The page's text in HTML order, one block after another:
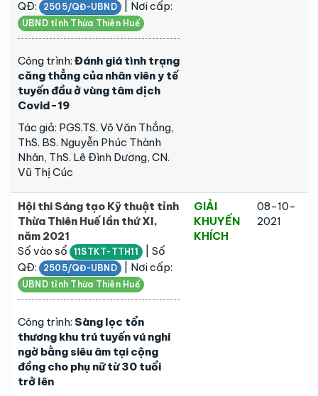
QĐ: 2505/QĐ-UBND | Nơi cấp:
UBND tỉnh Thừa Thiên Huế
Công trình: Đánh giá tình trạng
căng thẳng của nhân viên y tế
tuyến đầu ở vùng tâm dịch
Covid-19
Tác giả: PGS.TS. Võ Văn Thắng,
ThS. BS. Nguyễn Phúc Thành
Nhân, ThS. Lê Đình Dương, CN.
Vũ Thị Cúc
Hội thi Sáng tạo Kỹ thuật tỉnh
Thừa Thiên Huế lần thứ XI,
năm 2021
Số vào sổ
11STKT-TTH11 | Số
QĐ:
2505/QĐ-UBND | Nơi cấp:
UBND tỉnh Thừa Thiên Huế
Công trình: Sàng lọc tổn
thương khu trú tuyến vú nghi
ngờ bằng siêu âm tại cộng
đồng cho phụ nữ từ 30 tuổi
trở lên
GIẢI
KHUYẾN
KHÍCH
08-10-
2021